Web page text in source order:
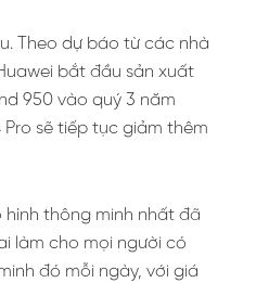
Theo dự báo từ các nhà
bắt đầu sản xuất
950 vào quý 3 năm
Pro sẽ tiếp tục giảm thêm
thông minh nhất đã
làm cho mọi người có
đó mỗi ngày, với giá